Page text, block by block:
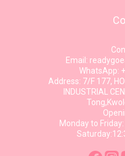
Email:
WhatsApp:
Address: 7/F 177,
INDUSTRIAL
Monday to